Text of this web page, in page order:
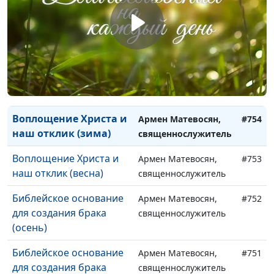
(весна)
священнослужитель
Воплощение Христа и
наш отклик (осень)
Армен Матевосян,
священнослужитель
#756
Воплощение Христа и
наш отклик (лето)
Армен Матевосян,
священнослужитель
#755
Воплощение Христа и
наш отклик (зима)
Армен Матевосян,
священнослужитель
#754
Воплощение Христа и
наш отклик (весна)
Армен Матевосян,
священнослужитель
#753
Библейское основание
для создания брака
(осень)
Армен Матевосян,
священнослужитель
#752
Библейское основание
для создания брака
Армен Матевосян,
священнослужитель
#751